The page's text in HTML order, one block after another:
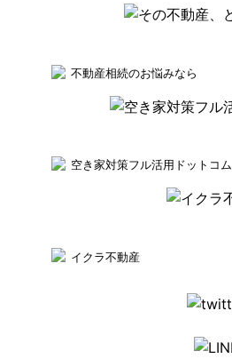
不動産相続のお悩みなら
空き家対策フル活用ドットコム
イクラ不動産